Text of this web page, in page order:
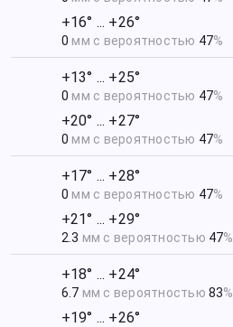
+16° ... +26°
0 мм с вероятностью 47%
+13° ... +25°
0 мм с вероятностью 47%
+20° ... +27°
0 мм с вероятностью 47%
+17° ... +28°
0 мм с вероятностью 47%
+21° ... +29°
2.3 мм с вероятностью 47%
+18° ... +24°
6.7 мм с вероятностью83%
+19° ... +26°